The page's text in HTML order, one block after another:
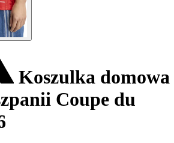
Koszulka domowa
Coupe du